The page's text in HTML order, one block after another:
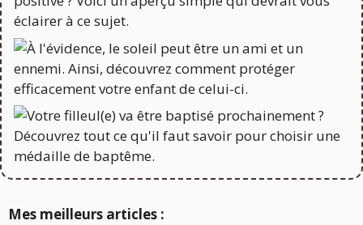
Mes meilleurs articles :